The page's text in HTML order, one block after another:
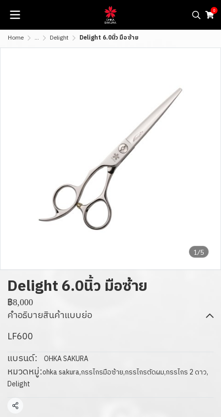
0
Home ... Delight Delight 6.0นิ้ว มือซ้าย
1/5
Delight 6.0นิ้ว มือซ้าย
฿8,000
คำอธิบายสินค้าแบบย่อ
LF600
แบรนด์:
OHKA SAKURA
หมวดหมู่:ohka sakura,กรรไกรมือซ้าย,กรรไกรตัดผม,กรรไกร 2 ดาว,
Delight
แชร์